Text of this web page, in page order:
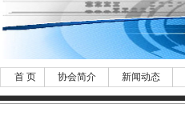
首 页 协会简介 新闻动态